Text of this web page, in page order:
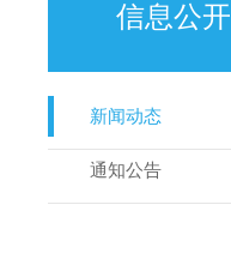
信息公开
新闻动态
通知公告